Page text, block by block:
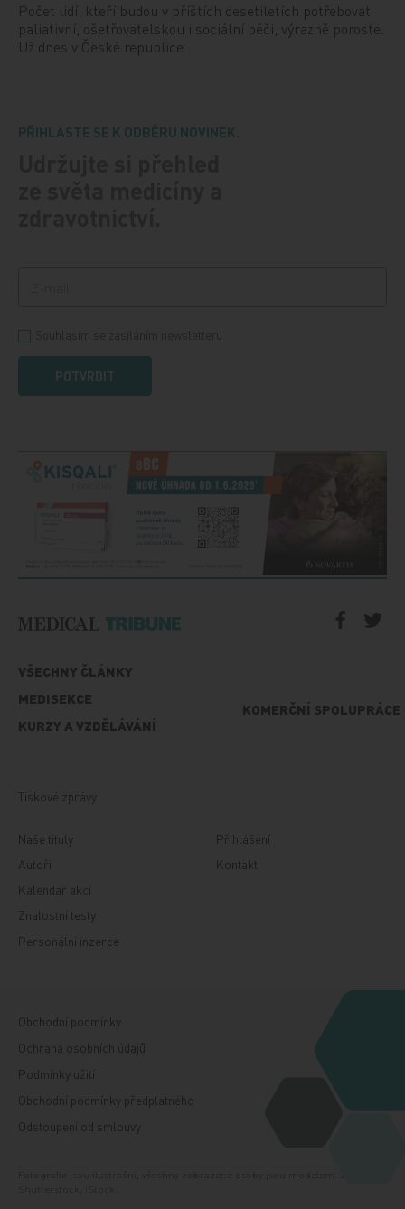
Počet lidí, kteří budou v příštích desetiletích potřebovat
paliativní, ošetřovatelskou i sociální péči, výrazně poroste.
Už dnes v České republice…
PŘIHLASTE SE K ODBĚRU NOVINEK.
POTVRDIT
VŠECHNY ČLÁNKY
MEDISEKCE
KURZY A VZDĚLÁVÁNÍ
KOMERČNÍ SPOLUPRÁCE
Tiskové zprávy
Naše tituly
Autoři
Kalendář akcí
Znalostní testy
Personální inzerce
Přihlášení
Kontakt
Obchodní podmínky
Ochrana osobních údajů
Podmínky užití
Obchodní podmínky předplatného
Odstoupení od smlouvy